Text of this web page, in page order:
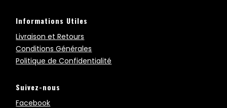
Informations Utiles
Livraison et Retours
Conditions Générales
Politique de Confidentialité
Suivez-nous
Facebook